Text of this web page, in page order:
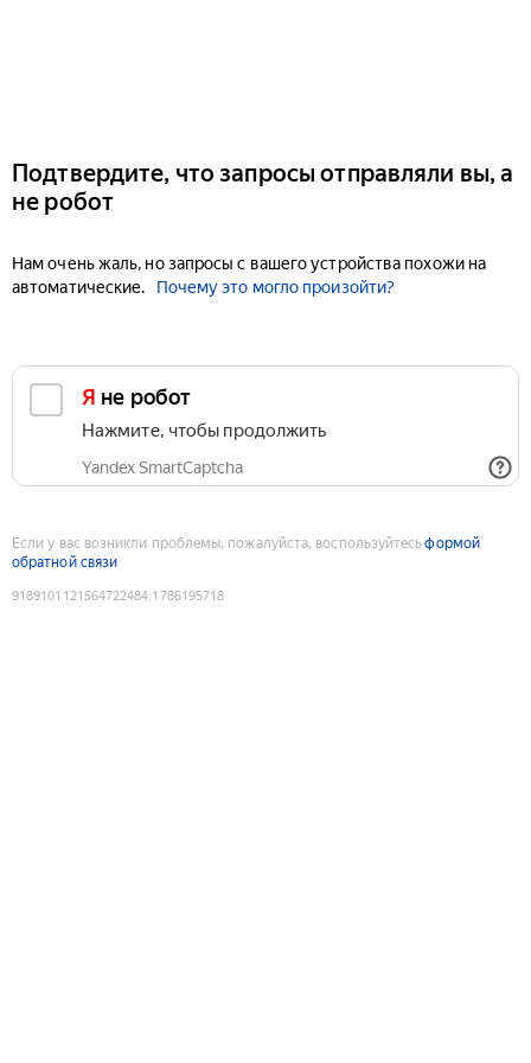
Подтвердите, что запросы отправляли вы, а
не робот
Нам очень жаль, но запросы с вашего устройства похожи на
автоматические.
Почему это могло произойти?
Я не робот
Нажмите, чтобы продолжить
Yandex SmartCaptcha
Если у вас возникли проблемы, пожалуйста, воспользуйтесьформой
обратной связи
9189101121564722484:1786195718